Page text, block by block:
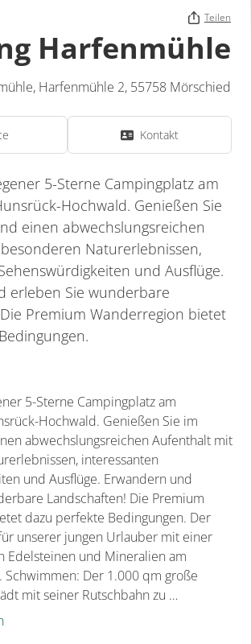
Teilen
Harfenmühle
Harfenmühle 2, 55758 Mörschied
Kontakt
5-Sterne Campingplatz am
Hochwald. Genießen Sie
einen abwechslungsreichen
Naturerlebnissen,
und Ausflüge.
erleben Sie wunderbare
Premium Wanderregion bietet
5-Sterne Campingplatz am
Hochwald. Genießen Sie im
abwechslungsreichen Aufenthalt mit
interessanten
und Ausflüge. Erwandern und
Landschaften! Die Premium
dazu perfekte Bedingungen. Der
unserer jungen Urlauber mit einer
Edelsteinen und Mineralien am
Schwimmen: Der 1.000 qm große
mit seiner Rutschbahn zu …